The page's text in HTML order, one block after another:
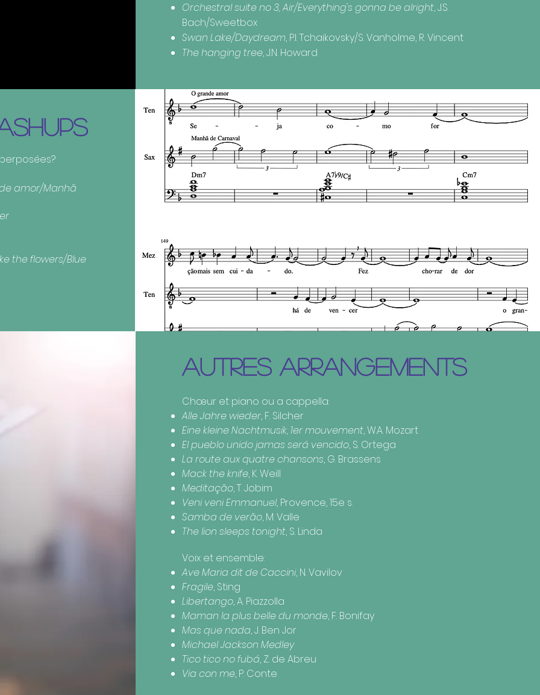
Orchestral suite no 3, Air/Everything's gonna be alright, J.S.
Bach/Sweetbox
Swan Lake/Daydream, P.I. Tchaikovsky/S. Vanholme, R. Vincent
The hanging tree, J.N. Howard
amor/Manhã
the flowers/Blue
AUTRES ARRANGEMENTS
Chœur et piano ou a cappella:
Alle Jahre wieder, F. Silcher
Eine kleine Nachtmusik, 1er mouvement, W.A. Mozart
El pueblo unido jamas será vencido, S. Ortega
La route aux quatre chansons, G. Brassens
Mack the knife, K. Weill
Meditação, T. Jobim
Veni veni Emmanuel, Provence, 15e s.
Samba de verão, M. Valle
The lion sleeps tonight, S. Linda
Voix et ensemble:​​
Ave Maria dit de Caccini, N. Vavilov
Fragile, Sting
Libertango, A. Piazzolla
Maman la plus belle du monde, F. Bonifay
Mas que nada, J. Ben Jor
Michael Jackson Medley
Tico tico no fubá, Z. de Abreu
Via con me, P. Conte